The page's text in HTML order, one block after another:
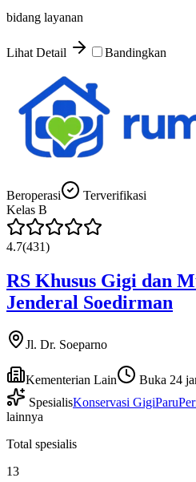
bidang layanan
Lihat Detail Bandingkan
Beroperasi
Terverifikasi
Kelas B
4.7(431)
RS Khusus Gigi dan
Jenderal Soedirman
Jl. Dr. Soeparno
Kementerian Lain
Buka 24
SpesialisKonservasi GigiParu
lainnya
Total spesialis
13